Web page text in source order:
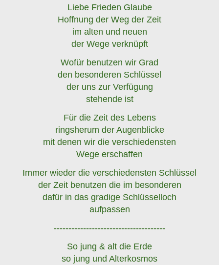
Liebe Frieden Glaube
Hoffnung der Weg der Zeit
im alten und neuen
der Wege verknüpft
Wofür benutzen wir Grad
den besonderen Schlüssel
der uns zur Verfügung
stehende ist
Für die Zeit des Lebens
ringsherum der Augenblicke
mit denen wir die verschiedensten
Wege erschaffen
Immer wieder die verschiedensten Schlüssel
der Zeit benutzen die im besonderen
dafür in das gradige Schlüsselloch
aufpassen
--------------------------------------
So jung & alt die Erde
so jung und Alterkosmos